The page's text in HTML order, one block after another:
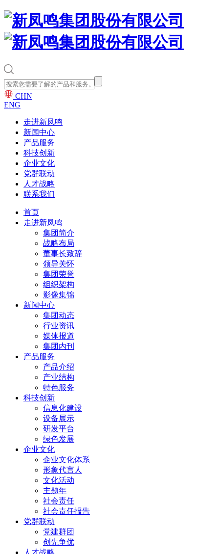
CHN
ENG
走进新凤鸣
新闻中心
产品服务
科技创新
企业文化
党群联动
人才战略
联系我们
首页
走进新凤鸣
集团简介
战略布局
董事长致辞
领导关怀
集团荣誉
组织架构
影像集锦
新闻中心
集团动态
行业资讯
媒体报道
集团内刊
产品服务
产品介绍
产业结构
特色服务
科技创新
信息化建设
设备展示
研发平台
绿色发展
企业文化
企业文化体系
形象代言人
文化活动
主题年
社会责任
社会责任报告
党群联动
党建群团
创先争优
人才战略